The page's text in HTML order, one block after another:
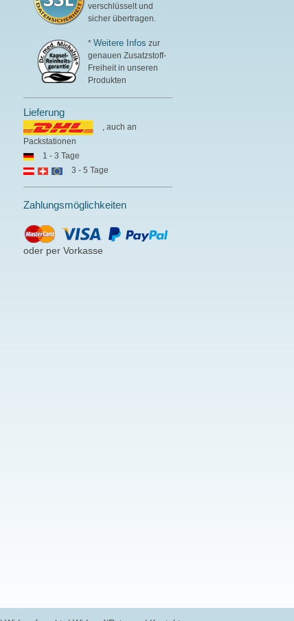
verschlüsselt und
sicher übertragen.
*Weitere Infos zur
genauen Zusatzstoff-
Freiheit in unseren
Produkten
Lieferung
, auch an
Packstationen
1 - 3 Tage
3 - 5 Tage
Zahlungsmöglichkeiten
oder per Vorkasse